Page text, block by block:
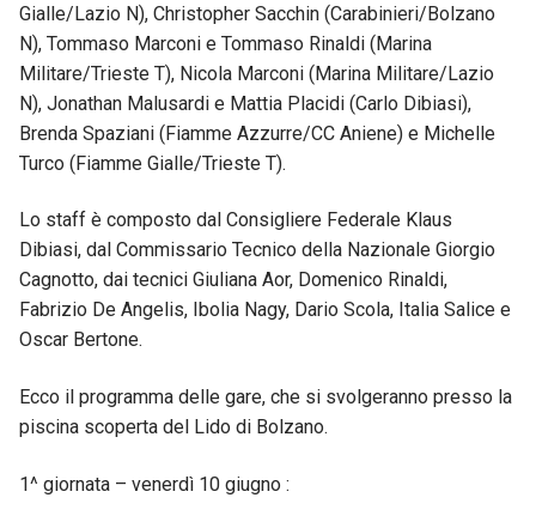
Gialle/Lazio N), Christopher Sacchin (Carabinieri/Bolzano
N), Tommaso Marconi e Tommaso Rinaldi (Marina
Militare/Trieste T), Nicola Marconi (Marina Militare/Lazio
N), Jonathan Malusardi e Mattia Placidi (Carlo Dibiasi),
Brenda Spaziani (Fiamme Azzurre/CC Aniene) e Michelle
Turco (Fiamme Gialle/Trieste T).
Lo staff è composto dal Consigliere Federale Klaus
Dibiasi, dal Commissario Tecnico della Nazionale Giorgio
Cagnotto, dai tecnici Giuliana Aor, Domenico Rinaldi,
Fabrizio De Angelis, Ibolia Nagy, Dario Scola, Italia Salice e
Oscar Bertone.
Ecco il programma delle gare, che si svolgeranno presso la
piscina scoperta del Lido di Bolzano.
1^ giornata – venerdì 10 giugno :